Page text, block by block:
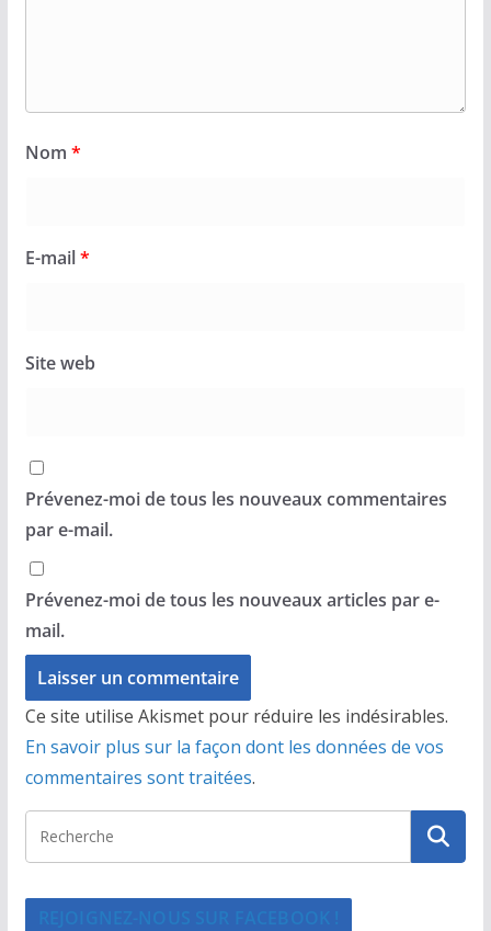
Nom *
E-mail*
Site web
Prévenez-moi de tous les nouveaux commentaires
par e-mail.
Prévenez-moi de tous les nouveaux articles par e-
mail.
Ce site utilise Akismet pour réduire les indésirables.
En savoir plus sur la façon dont les données de vos
commentaires sont traitées.
REJOIGNEZ-NOUS SUR FACEBOOK !